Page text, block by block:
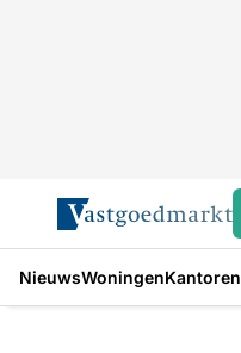
NieuwsWoningenKantoren